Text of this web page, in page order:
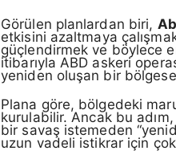
Görülen planlardan biri,
etkisini azaltmaya
güçlendirmek ve böylece
itibarıyla ABD askeri
yeniden oluşan bir
Plana göre, bölgedeki
kurulabilir. Ancak bu
bir savaş istemeden
uzun vadeli istikrar için